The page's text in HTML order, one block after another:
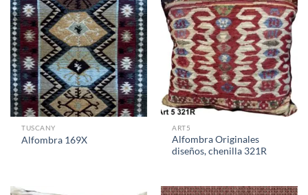
TUSCANY
Alfombra 169X
ART5
Alfombra Originales
diseños, chenilla 321R